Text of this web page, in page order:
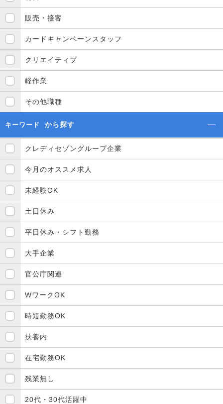
販売・接客
カードキャンペーンスタッフ
クリエイティブ
軽作業
その他職種
キーワード から探す
クレディセゾングループ企業
今月のオススメ求人
未経験OK
土日休み
平日休み・シフト勤務
大手企業
官公庁関連
WワークOK
時短勤務OK
扶養内
在宅勤務OK
残業無し
20代・30代活躍中